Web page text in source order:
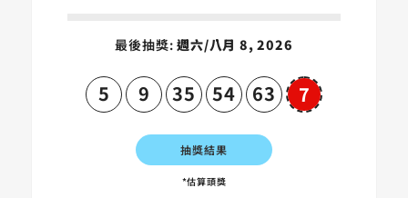
最後抽獎:週六/八月 8, 2026
5 9 35 54 63 7Powerball
抽獎結果
*估算頭獎